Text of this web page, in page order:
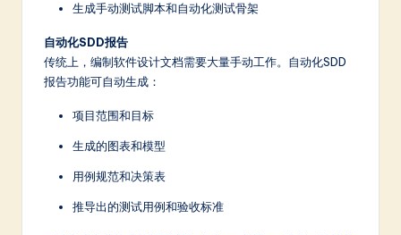
生成手动测试脚本和自动化测试骨架
自动化SDD报告
传统上，编制软件设计文档需要大量手动工作。自动化SDD
报告功能可自动生成：
项目范围和目标
生成的图表和模型
用例规范和决策表
推导出的测试用例和验收标准